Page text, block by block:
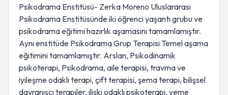
Psikodrama Enstitüsü- Zerka Moreno Uluslararası
Psikodrama Enstitüsünde iki öğrenci yaşantı grubu ve
psikodrama eğitimi hazırlık aşamasını tamamlamıştır.
Aynı enstitüde Psikodrama Grup Terapisi Temel aşama
eğitimini tamamlamıştır. Arslan, Psikodinamik
psikoterapi, Psikodrama, aile terapisi, travma ve
iyileşme odaklı terapi, çift terapisi, şema terapi, bilişsel
davranışçı terapiler, ilişki odaklı psikoterapi, yeme